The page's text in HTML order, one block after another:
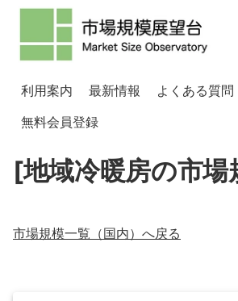
利用案内 最新情報 よくある質問
無料会員登録
[地域冷暖房の市場
市場規模一覧（国内）へ戻る